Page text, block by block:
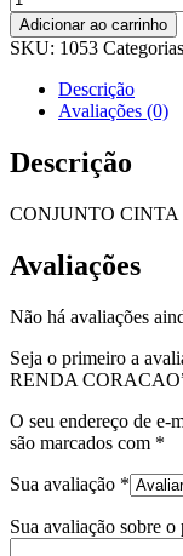
Adicionar ao carrinho
SKU: 1053
Descrição
Avaliações (0)
Descrição
CONJUNTO
Avaliações
Não há avaliações
Seja o primeiro a
RENDA
O seu endereço de e-
são marcados com *
Sua avaliação *
Sua avaliação sobre o